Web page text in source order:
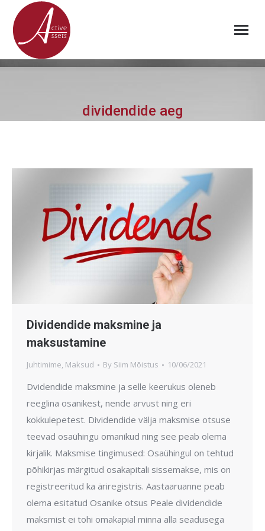
dividendide aeg
Dividendide maksmine ja
maksustamine
Juhtimime, Maksud By Siim Mõistus 10/06/2021
Dvidendide maksmine ja selle keerukus oleneb
reeglina osanikest, nende arvust ning eri
kokkulepetest. Dividendide välja maksmise otsuse
teevad osaühingu omanikud ning see peab olema
kirjalik. Maksmise tingimused: Osaühingul on tehtud
põhikirjas märgitud osakapitali sissemakse, mis on
registreeritud ka äriregistris. Aastaaruanne peab
olema esitatud Osanike otsus Peale dividendide
maksmist ei tohi omakapial minna alla seadusega